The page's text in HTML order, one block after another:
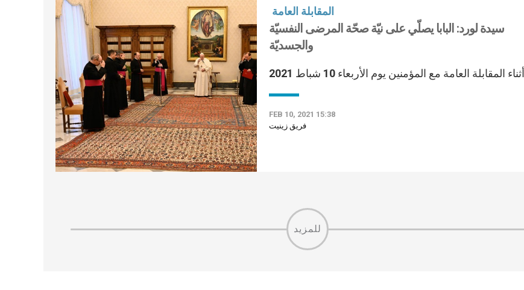
المقابلة العامة
سيدة لورد: البابا يصلّي على نيّة صحّة المرضى النفسيّة
والجسديّة
أثناء المقابلة العامة مع المؤمنين يوم الأربعاء 10 شباط 2021
FEB 10, 2021 15:38
فريق زينيت
للمزيد